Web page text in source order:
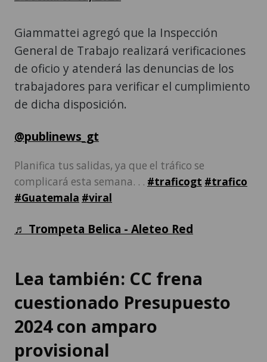
Giammattei agregó que la Inspección
General de Trabajo realizará verificaciones
de oficio y atenderá las denuncias de los
trabajadores para verificar el cumplimiento
de dicha disposición.
@publinews_gt
Planifica tus salidas, ya que el tráfico se
complicará esta semana. . . #traficogt #trafico
#Guatemala #viral
♬ Trompeta Belica - Aleteo Red
Lea también: CC frena
cuestionado Presupuesto
2024 con amparo
provisional